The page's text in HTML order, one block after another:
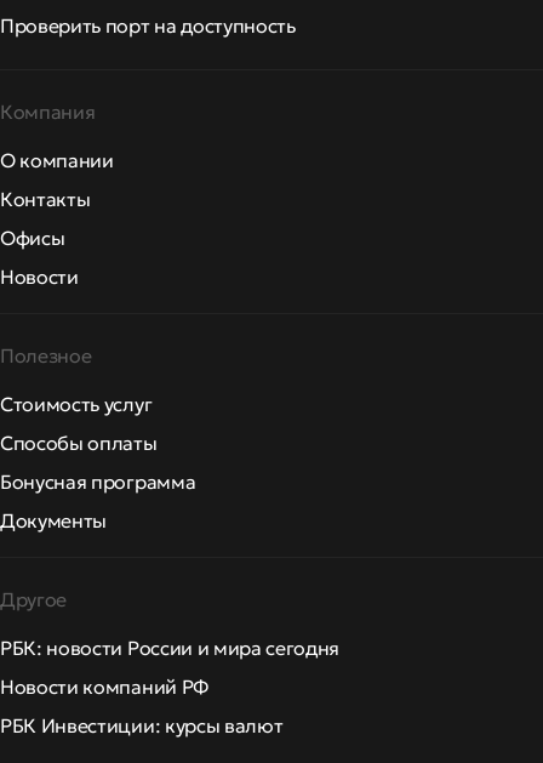
Проверить порт на доступность
Компания
О компании
Контакты
Офисы
Новости
Полезное
Стоимость услуг
Способы оплаты
Бонусная программа
Документы
Другое
РБК: новости России и мира сегодня
Новости компаний РФ
РБК Инвестиции: курсы валют